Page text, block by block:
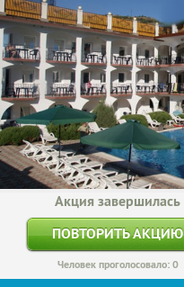
Акция завершилась
ПОВТОРИТЬ АКЦИЮ
Человек проголосовало: 0